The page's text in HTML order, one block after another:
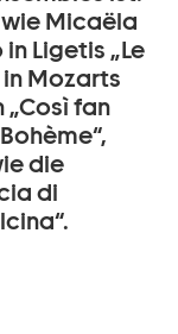
Micaëla
Ligetis „Le
Mozarts
„Così fan
die
di